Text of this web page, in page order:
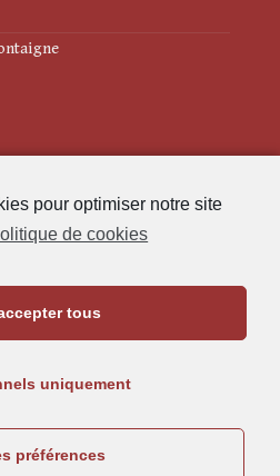
pour optimiser notre site
de cookies
tous
uniquement
préférences